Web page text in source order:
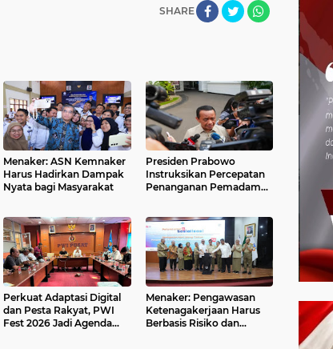
SHARE
Menaker: ASN Kemnaker
Harus Hadirkan Dampak
Nyata bagi Masyarakat
Presiden Prabowo
Instruksikan Percepatan
Penanganan Pemadaman
Perkuat Adaptasi Digital
dan Pesta Rakyat, PWI
Fest 2026 Jadi Agenda
Menaker: Pengawasan
Ketenagakerjaan Harus
Berbasis Risiko dan